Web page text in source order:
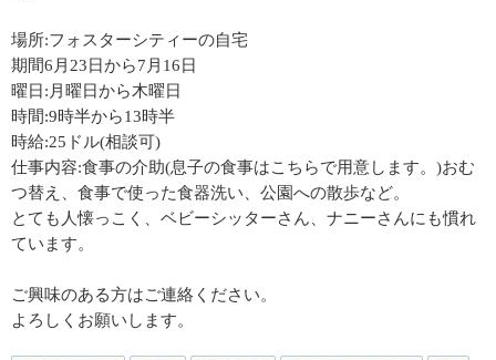
場所:フォスターシティーの自宅
期間6月23日から7月16日
曜日:月曜日から木曜日
時間:9時半から13時半
時給:25ドル(相談可)
仕事内容:食事の介助(息子の食事はこちらで用意します。)おむ
つ替え、食事で使った食器洗い、公園への散歩など。
とても人懐っこく、ベビーシッターさん、ナニーさんにも慣れ
ています。
ご興味のある方はご連絡ください。
よろしくお願いします。